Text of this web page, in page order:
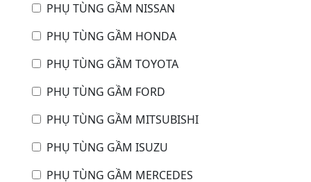
PHỤ TÙNG GẦM NISSAN
PHỤ TÙNG GẦM HONDA
PHỤ TÙNG GẦM TOYOTA
PHỤ TÙNG GẦM FORD
PHỤ TÙNG GẦM MITSUBISHI
PHỤ TÙNG GẦM ISUZU
PHỤ TÙNG GẦM MERCEDES